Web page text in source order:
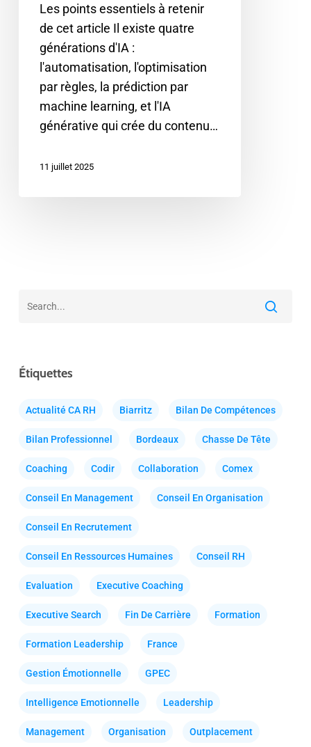
AyoubiLes points essentiels à retenir
de cet article Il existe quatre
générations d'IA :
l'automatisation, l'optimisation
par règles, la prédiction par
machine learning, et l'IA
générative qui crée du contenu…
11 juillet 2025
Étiquettes
Actualité CA RH Biarritz Bilan De Compétences
Bilan Professionnel Bordeaux Chasse De Tête
Coaching Codir Collaboration Comex
Conseil En Management Conseil En Organisation
Conseil En Recrutement
Conseil En Ressources Humaines Conseil RH
Evaluation Executive Coaching
Executive Search Fin De Carrière Formation
Formation Leadership France
Gestion Émotionnelle GPEC
Intelligence Emotionnelle Leadership
Management Organisation Outplacement